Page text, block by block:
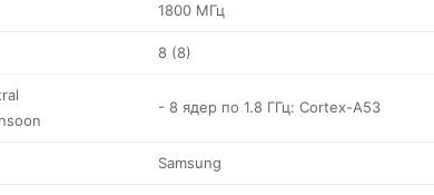
1800 МГц
8 (8)
- 8 ядер по 1.8 ГГц: Cortex-A53
Samsung